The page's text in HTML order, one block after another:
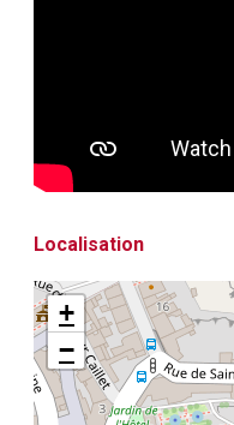
Localisation
+
−